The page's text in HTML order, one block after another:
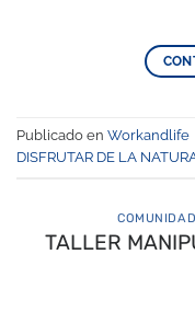
Publicado en Workandlife
DISFRUTAR DE LA
TALLER